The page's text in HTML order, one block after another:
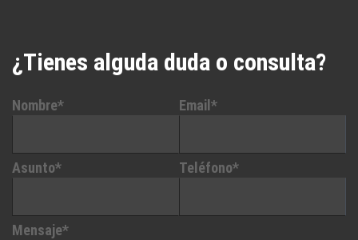
¿Tienes alguda duda o consulta?
Nombre*
Asunto*
Email*
Teléfono*
Mensaje*